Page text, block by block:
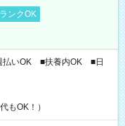
ンクOK
払いOK ■扶養内OK ■日
もOK！）